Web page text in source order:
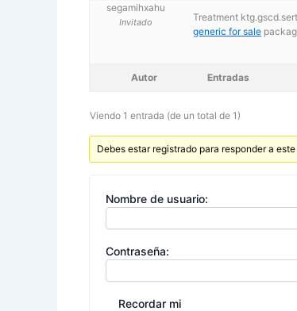
segamihxahu
Invitado Treatment
generic for sale
Autor Entradas
Viendo 1 entrada (de un total de 1)
Debes estar registrado para responder a
Nombre de usuario:
Contraseña:
Recordar mi